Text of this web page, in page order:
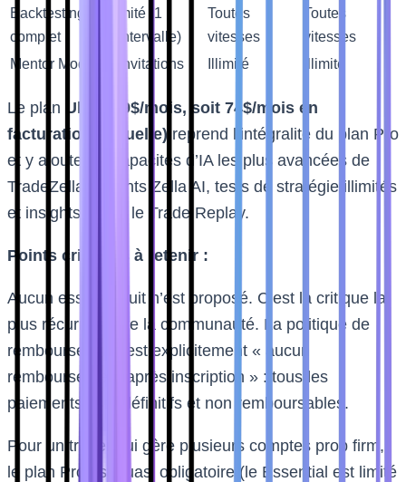
Backtesting
complet
Limité (1
s/intervalle)
Toutes
vitesses
Toutes
vitesses
Mentor Mode
5 invitations Illimité Illimité
Le plan Ultra (99$/mois, soit 74$/mois en
facturation annuelle) reprend l’intégralité du plan Pro
et y ajoute les capacités d’IA les plus avancées de
TradeZella : agents Zella AI, tests de stratégie illimités
et insights IA sur le Trade Replay.
Points critiques à retenir :
Aucun essai gratuit n’est proposé. C’est la critique la
plus récurrente de la communauté. La politique de
remboursement est explicitement « aucun
remboursement après inscription » : tous les
paiements sont définitifs et non remboursables.
Pour un trader qui gère plusieurs comptes prop firm,
le plan Pro est quasi obligatoire (le Essential est limité